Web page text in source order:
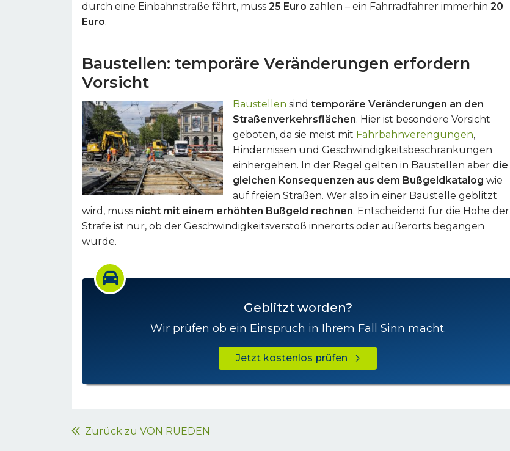
durch eine Einbahnstraße fährt, muss 25 Euro zahlen – ein Fahrradfahrer immerhin 20
Euro.
Baustellen: temporäre Veränderungen erfordern
Vorsicht
Baustellen sind temporäre Veränderungen an den
Straßenverkehrsflächen. Hier ist besondere Vorsicht
geboten, da sie meist mit Fahrbahnverengungen,
Hindernissen und Geschwindigkeitsbeschränkungen
einhergehen. In der Regel gelten in Baustellen aber die
gleichen Konsequenzen aus dem Bußgeldkatalog wie
auf freien Straßen. Wer also in einer Baustelle geblitzt
wird, muss nicht mit einem erhöhten Bußgeld rechnen. Entscheidend für die Höhe der
Strafe ist nur, ob der Geschwindigkeitsverstoß innerorts oder außerorts begangen
wurde.
Geblitzt worden?
Wir prüfen ob ein Einspruch in Ihrem Fall Sinn macht.
Jetzt kostenlos prüfen
Zurück zu VON RUEDEN